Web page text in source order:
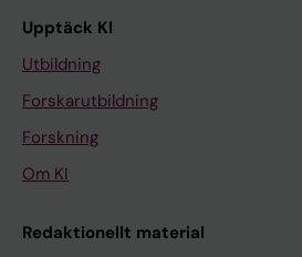
Upptäck KI
Utbildning
Forskarutbildning
Forskning
Om KI
Redaktionellt material